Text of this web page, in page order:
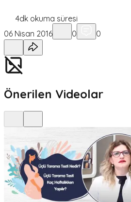
4dk okuma süresi
06 Nisan 2016
0 0
Önerilen Videolar